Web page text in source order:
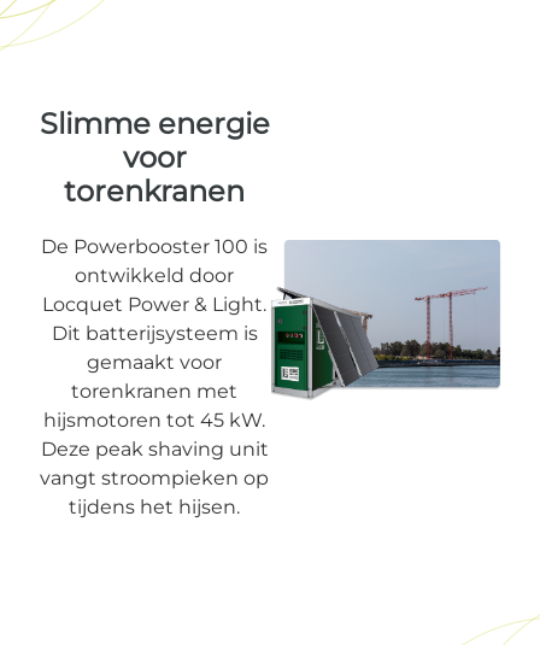
Slimme energie
voor
torenkranen
De Powerbooster 100 is
ontwikkeld door
Locquet Power & Light.
Dit batterijsysteem is
gemaakt voor
torenkranen met
hijsmotoren tot 45 kW.
Deze peak shaving unit
vangt stroompieken op
tijdens het hijsen.